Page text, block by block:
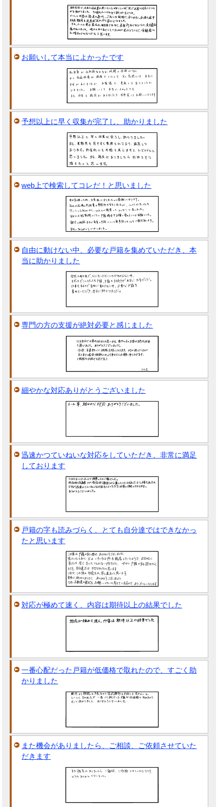
お願いして本当によかったです
予想以上に早く収集が完了し、助かりました
web上で検索してコレだ！と思いました
自由に動けない中、必要な戸籍を集めていただき、本
当に助かりました
専門の方の支援が絶対必要と感じました
細やかな対応ありがとうございました
迅速かつていねいな対応をしていただき、非常に満足
しております
戸籍の字も読みづらく、とても自分達ではできなかっ
たと思います
対応が極めて速く、内容は期待以上の結果でした
一番心配だった戸籍が低価格で取れたので、すごく助
かりました
また機会がありましたら、ご相談、ご依頼させていた
だきます